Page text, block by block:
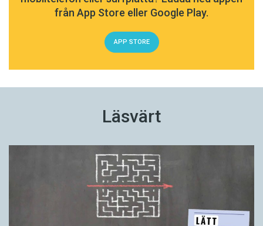
från App Store eller Google Play.
APP STORE
Läsvärt